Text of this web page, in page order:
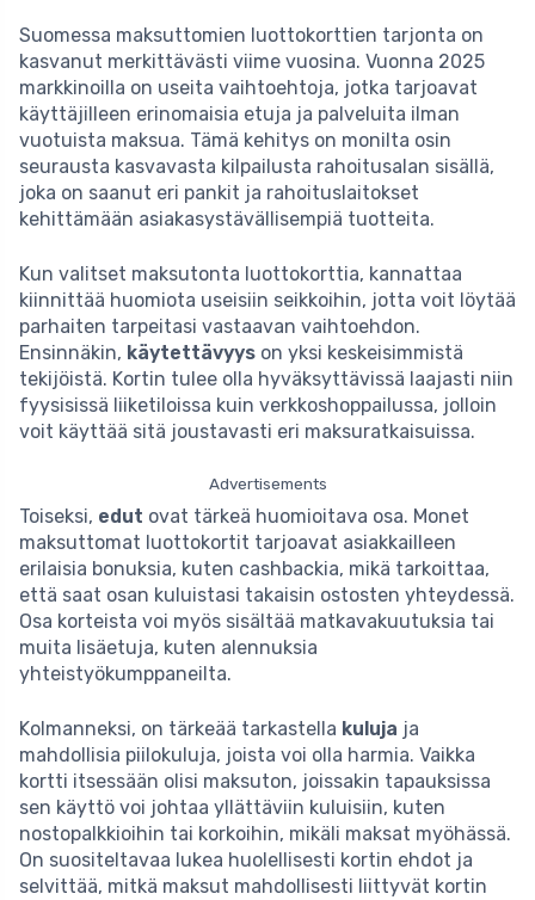
Suomessa maksuttomien luottokorttien tarjonta on
kasvanut merkittävästi viime vuosina. Vuonna 2025
markkinoilla on useita vaihtoehtoja, jotka tarjoavat
käyttäjilleen erinomaisia etuja ja palveluita ilman
vuotuista maksua. Tämä kehitys on monilta osin
seurausta kasvavasta kilpailusta rahoitusalan sisällä,
joka on saanut eri pankit ja rahoituslaitokset
kehittämään asiakasystävällisempiä tuotteita.
Kun valitset maksutonta luottokorttia, kannattaa
kiinnittää huomiota useisiin seikkoihin, jotta voit löytää
parhaiten tarpeitasi vastaavan vaihtoehdon.
Ensinnäkin, käytettävyys on yksi keskeisimmistä
tekijöistä. Kortin tulee olla hyväksyttävissä laajasti niin
fyysisissä liiketiloissa kuin verkkoshoppailussa, jolloin
voit käyttää sitä joustavasti eri maksuratkaisuissa.
Advertisements
Toiseksi, edut ovat tärkeä huomioitava osa. Monet
maksuttomat luottokortit tarjoavat asiakkailleen
erilaisia bonuksia, kuten cashbackia, mikä tarkoittaa,
että saat osan kuluistasi takaisin ostosten yhteydessä.
Osa korteista voi myös sisältää matkavakuutuksia tai
muita lisäetuja, kuten alennuksia
yhteistyökumppaneilta.
Kolmanneksi, on tärkeää tarkastella kuluja ja
mahdollisia piilokuluja, joista voi olla harmia. Vaikka
kortti itsessään olisi maksuton, joissakin tapauksissa
sen käyttö voi johtaa yllättäviin kuluisiin, kuten
nostopalkkioihin tai korkoihin, mikäli maksat myöhässä.
On suositeltavaa lukea huolellisesti kortin ehdot ja
selvittää, mitkä maksut mahdollisesti liittyvät kortin